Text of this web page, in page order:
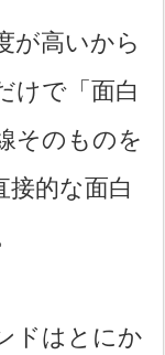
が高いから
けで「面白
そのものを
接的な面白
ドはとにか